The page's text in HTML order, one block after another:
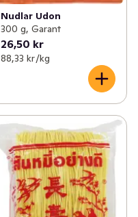
Nudlar Udon
300 g, Garant
26,50 kr
88,33 kr /kg